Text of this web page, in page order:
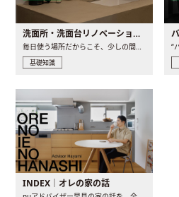
洗面所・洗面台リノベーションの事例と間取りアイデア
毎日使う場所だからこそ、少しの間取りの工夫や素材の選び方で..
基礎知識
INDEX｜オレの家の話